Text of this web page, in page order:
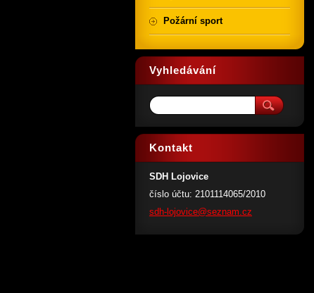
Požární sport
Vyhledávání
Kontakt
SDH Lojovice
číslo účtu: 2101114065/2010
sdh-lojovice@seznam.cz